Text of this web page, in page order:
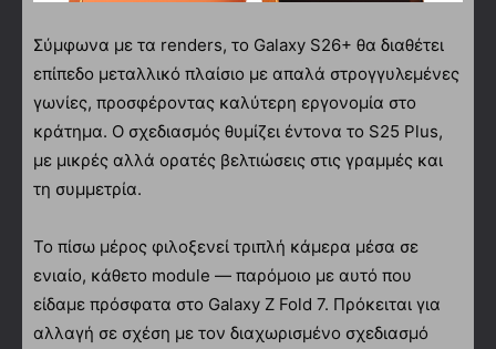
Σύμφωνα με τα renders, το Galaxy S26+ θα διαθέτει
επίπεδο μεταλλικό πλαίσιο με απαλά στρογγυλεμένες
γωνίες, προσφέροντας καλύτερη εργονομία στο
κράτημα. Ο σχεδιασμός θυμίζει έντονα το S25 Plus,
με μικρές αλλά ορατές βελτιώσεις στις γραμμές και
τη συμμετρία.
Το πίσω μέρος φιλοξενεί τριπλή κάμερα μέσα σε
ενιαίο, κάθετο module — παρόμοιο με αυτό που
είδαμε πρόσφατα στο Galaxy Z Fold 7. Πρόκειται για
αλλαγή σε σχέση με τον διαχωρισμένο σχεδιασμό